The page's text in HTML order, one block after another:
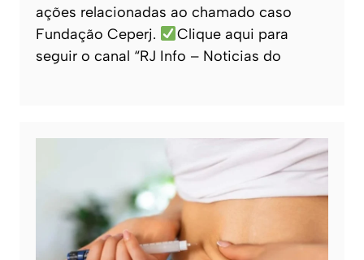
ações relacionadas ao chamado caso
Fundação Ceperj.
Clique aqui para
seguir o canal “RJ Info – Noticias do